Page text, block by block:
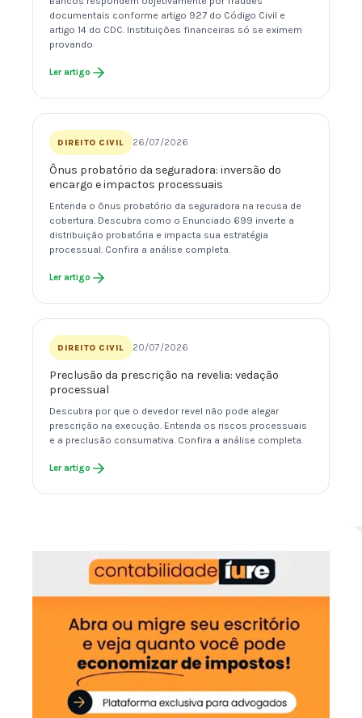
documentais conforme artigo 927 do Código Civil e
artigo 14 do CDC. Instituições financeiras só se eximem
provando
Ler artigo
DIREITO CIVIL 26/07/2026
Ônus probatório da seguradora: inversão do
encargo e impactos processuais
Entenda o ônus probatório da seguradora na recusa de
cobertura. Descubra como o Enunciado 699 inverte a
distribuição probatória e impacta sua estratégia
processual. Confira a análise completa.
Ler artigo
DIREITO CIVIL 20/07/2026
Preclusão da prescrição na revelia: vedação
processual
Descubra por que o devedor revel não pode alegar
prescrição na execução. Entenda os riscos processuais
e a preclusão consumativa. Confira a análise completa.
Ler artigo